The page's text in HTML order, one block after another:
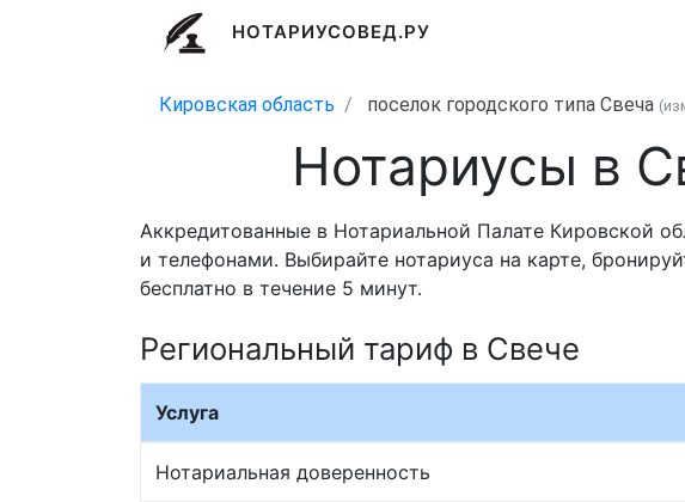
НОТАРИУСОВЕД.РУ
Кировская область поселок городского типа Свеча
Нотариусы в
Аккредитованные в Нотариальной Палате Кировской
и телефонами. Выбирайте нотариуса на карте,
бесплатно в течение 5 минут.
Региональный тариф в Свече
Услуга
Нотариальная доверенность